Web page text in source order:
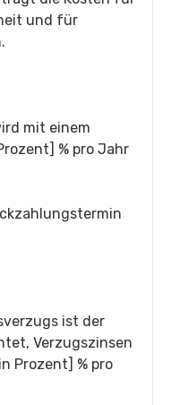
und für
mit einem
% pro Jahr
ist der
Verzugszinsen
Prozent] % pro